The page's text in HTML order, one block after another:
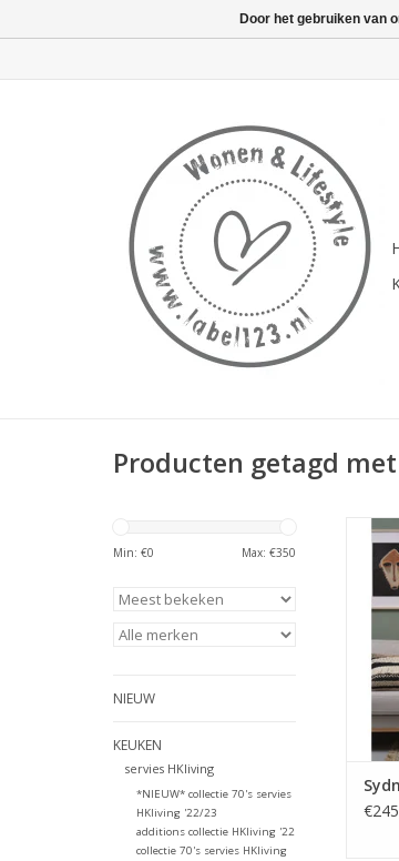
Producten getagd
Min: €0 Max: €350
NIEUW
KEUKEN
servies HKliving
*NIEUW* collectie 70's servies
HKliving '22/23
additions collectie HKliving '22
collectie 70's servies HKliving
Door het gebruiken van